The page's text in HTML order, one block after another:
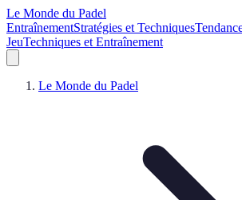
Le Monde du Padel
EntraînementStratégies et Techniques
JeuTechniques et Entraînement
Le Monde du Padel